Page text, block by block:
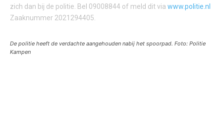
zich dan bij de politie. Bel 09008844 of meld dit via www.politie.nl
Zaaknummer 2021294405.
De politie heeft de verdachte aangehouden nabij het spoorpad. Foto: Politie
Kampen